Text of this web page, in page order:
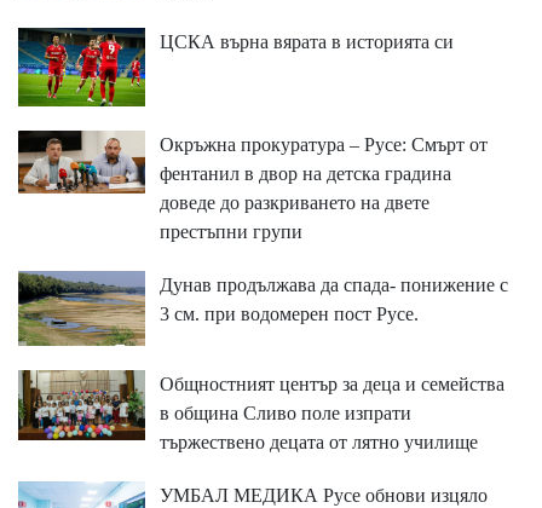
ЦСКА върна вярата в историята си
Окръжна прокуратура – Русе: Смърт от
фентанил в двор на детска градина
доведе до разкриването на двете
престъпни групи
Дунав продължава да спада- понижение с
3 см. при водомерен пост Русе.
Общностният център за деца и семейства
в община Сливо поле изпрати
тържествено децата от лятно училище
УМБАЛ МЕДИКА Русе обнови изцяло